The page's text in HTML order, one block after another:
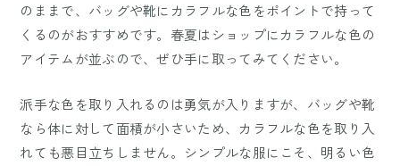
のままで、バッグや靴にカラフルな色をポイントで持って
くるのがおすすめです。春夏はショップにカラフルな色の
アイテムが並ぶので、ぜひ手に取ってみてください。
派手な色を取り入れるのは勇気が入りますが、バッグや靴
なら体に対して面積が小さいため、カラフルな色を取り入
れても悪目立ちしません。シンプルな服にこそ、明るい色